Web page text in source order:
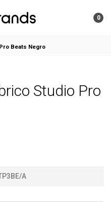
0
Beats Negro
Studio Pro
A